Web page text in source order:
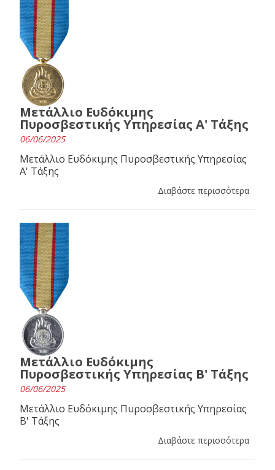
Μετάλλιο Ευδόκιμης
Πυροσβεστικής Υπηρεσίας Α' Τάξης
06/06/2025
Μετάλλιο Ευδόκιμης Πυροσβεστικής Υπηρεσίας
Α' Τάξης
Διαβάστε περισσότερα
Μετάλλιο Ευδόκιμης
Πυροσβεστικής Υπηρεσίας Β' Τάξης
06/06/2025
Μετάλλιο Ευδόκιμης Πυροσβεστικής Υπηρεσίας
Β' Τάξης
Διαβάστε περισσότερα